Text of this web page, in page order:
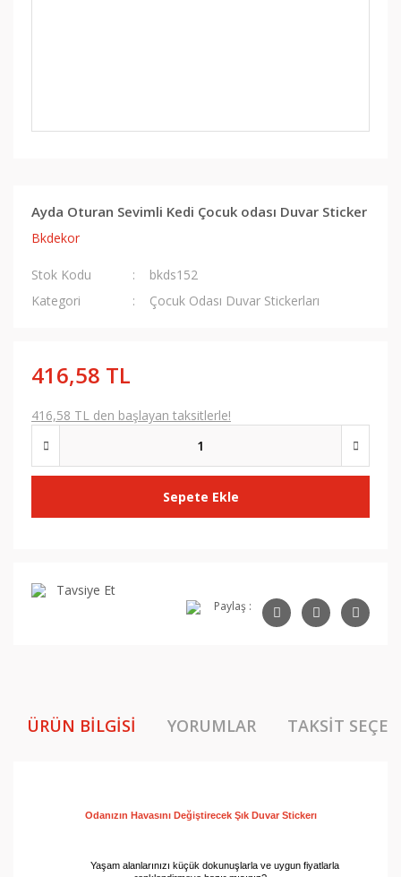
Ayda Oturan Sevimli Kedi Çocuk odası Duvar Sticker
Bkdekor
Stok Kodu
bkds152
Kategori
Çocuk Odası Duvar Stickerları
416,58 TL
416,58 TL den başlayan taksitlerle!
Sepete Ekle
Tavsiye Et
Paylaş :
ÜRÜN BILGISI YORUMLAR TAKSIT
Odanızın Havasını Değiştirecek Şık Duvar Stickerı
Yaşam alanlarınızı küçük dokunuşlarla ve uygun fiyatlarla